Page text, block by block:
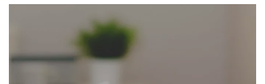
כנסים ואירועים